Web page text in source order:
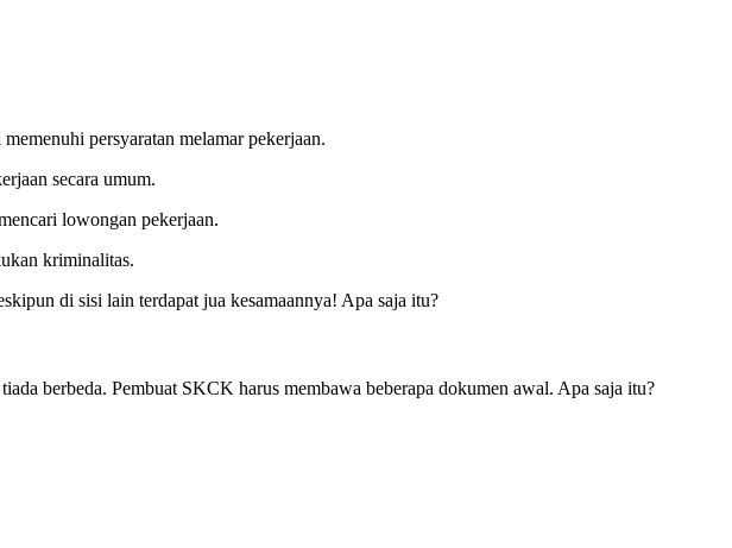
persyaratan melamar pekerjaan.
secara umum.
lowongan pekerjaan.
kriminalitas.
di sisi lain terdapat jua kesamaannya! Apa saja itu?
berbeda. Pembuat SKCK harus membawa beberapa dokumen awal. Apa saja itu?